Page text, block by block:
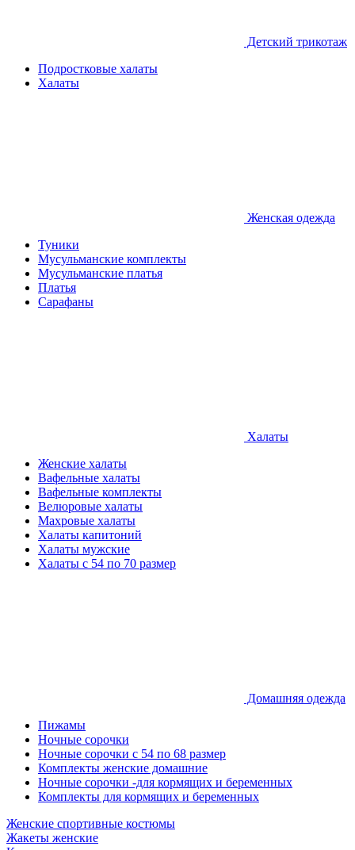
Детcкий трикотаж
Подростковые халаты
Халаты
Женская одежда
Туники
Мусульманские комплекты
Мусульманские платья
Платья
Сарафаны
Халаты
Женские халаты
Вафельные халаты
Вафельные комплекты
Велюровые халаты
Махровые халаты
Халаты капитоний
Халаты мужские
Халаты с 54 по 70 размер
Домашняя одежда
Пижамы
Ночные сорочки
Ночные сорочки с 54 по 68 размер
Комплекты женские домашние
Ночные сорочки -для кормящих и беременных
Комплекты для кормящих и беременных
Женские спортивные костюмы
Жакеты женские